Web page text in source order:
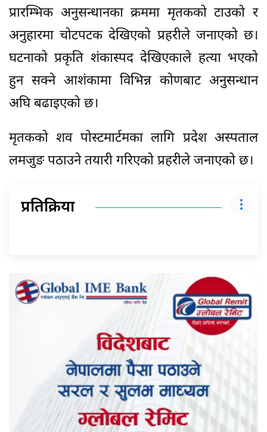
प्रारम्भिक अनुसन्धानका क्रममा मृतकको टाउको र
अनुहारमा चोटपटक देखिएको प्रहरीले जनाएको छ।
घटनाको प्रकृति शंकास्पद देखिएकाले हत्या भएको
हुन सक्ने आशंकामा विभिन्न कोणबाट अनुसन्धान
अघि बढाइएको छ।
मृतकको शव पोस्टमार्टमका लागि प्रदेश अस्पताल
लमजुङ पठाउने तयारी गरिएको प्रहरीले जनाएको छ।
प्रतिक्रिया